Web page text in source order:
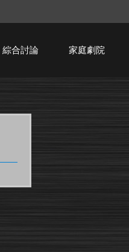
綜合討論 家庭劇院